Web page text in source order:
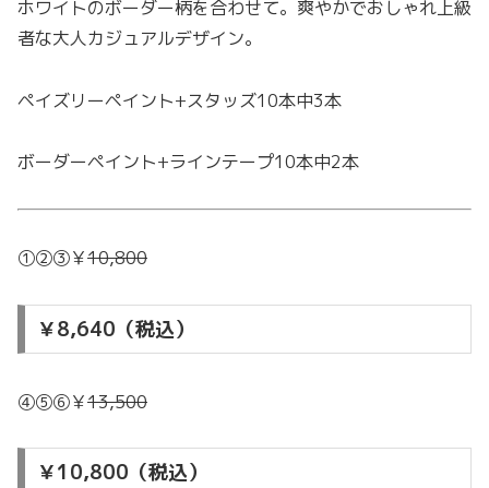
ホワイトのボーダー柄を合わせて。爽やかでおしゃれ上級
者な大人カジュアルデザイン。
ペイズリーペイント+スタッズ10本中3本
ボーダーペイント+ラインテープ10本中2本
①②③￥10,800
￥8,640（税込）
④⑤⑥￥13,500
￥10,800（税込）